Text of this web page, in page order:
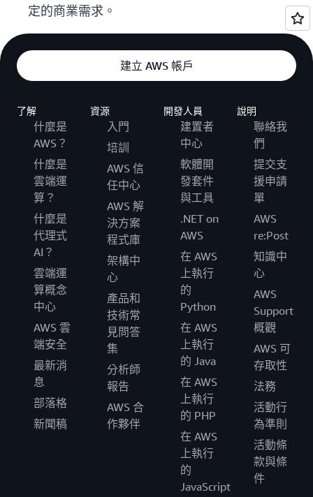
定的商業需求。
建立 AWS 帳戶
了解
什麼是
AWS？
什麼是
雲端運
算？
什麼是
代理式
AI？
雲端運
算概念
中心
AWS 雲
端安全
最新消
息
部落格
新聞稿
資源
入門
培訓
AWS 信
任中心
AWS 解
決方案
程式庫
架構中
心
產品和
技術常
見問答
集
分析師
報告
AWS 合
作夥伴
開發人員
建置者
中心
軟體開
發套件
與工具
.NET on
AWS
在 AWS
上執行
的
Python
在 AWS
上執行
的 Java
在 AWS
上執行
的 PHP
在 AWS
上執行
的
JavaScript
說明
聯絡我
們
提交支
援申請
單
AWS
re:Post
知識中
心
AWS
Support
概觀
AWS 可
存取性
法務
活動行
為準則
活動條
款與條
件